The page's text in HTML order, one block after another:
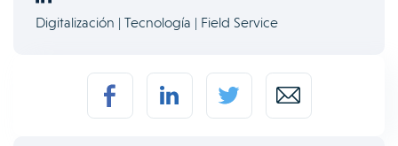
Digitalización | Tecnología | Field Service